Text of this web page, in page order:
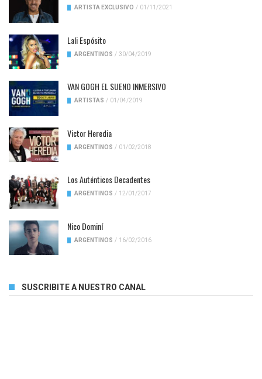
ARTISTA EXCLUSIVO / 01/11/2021
Lali Espósito
ARGENTINOS / 30/04/2019
VAN GOGH EL SUENO INMERSIVO
ARTISTAS / 01/04/2019
Victor Heredia
ARGENTINOS / 01/02/2018
Los Auténticos Decadentes
ARGENTINOS / 12/01/2017
Nico Dominí
ARGENTINOS / 16/02/2016
SUSCRIBITE A NUESTRO CANAL